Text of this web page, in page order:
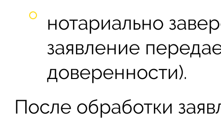
нотариально
заявление
доверенности).
После обработки